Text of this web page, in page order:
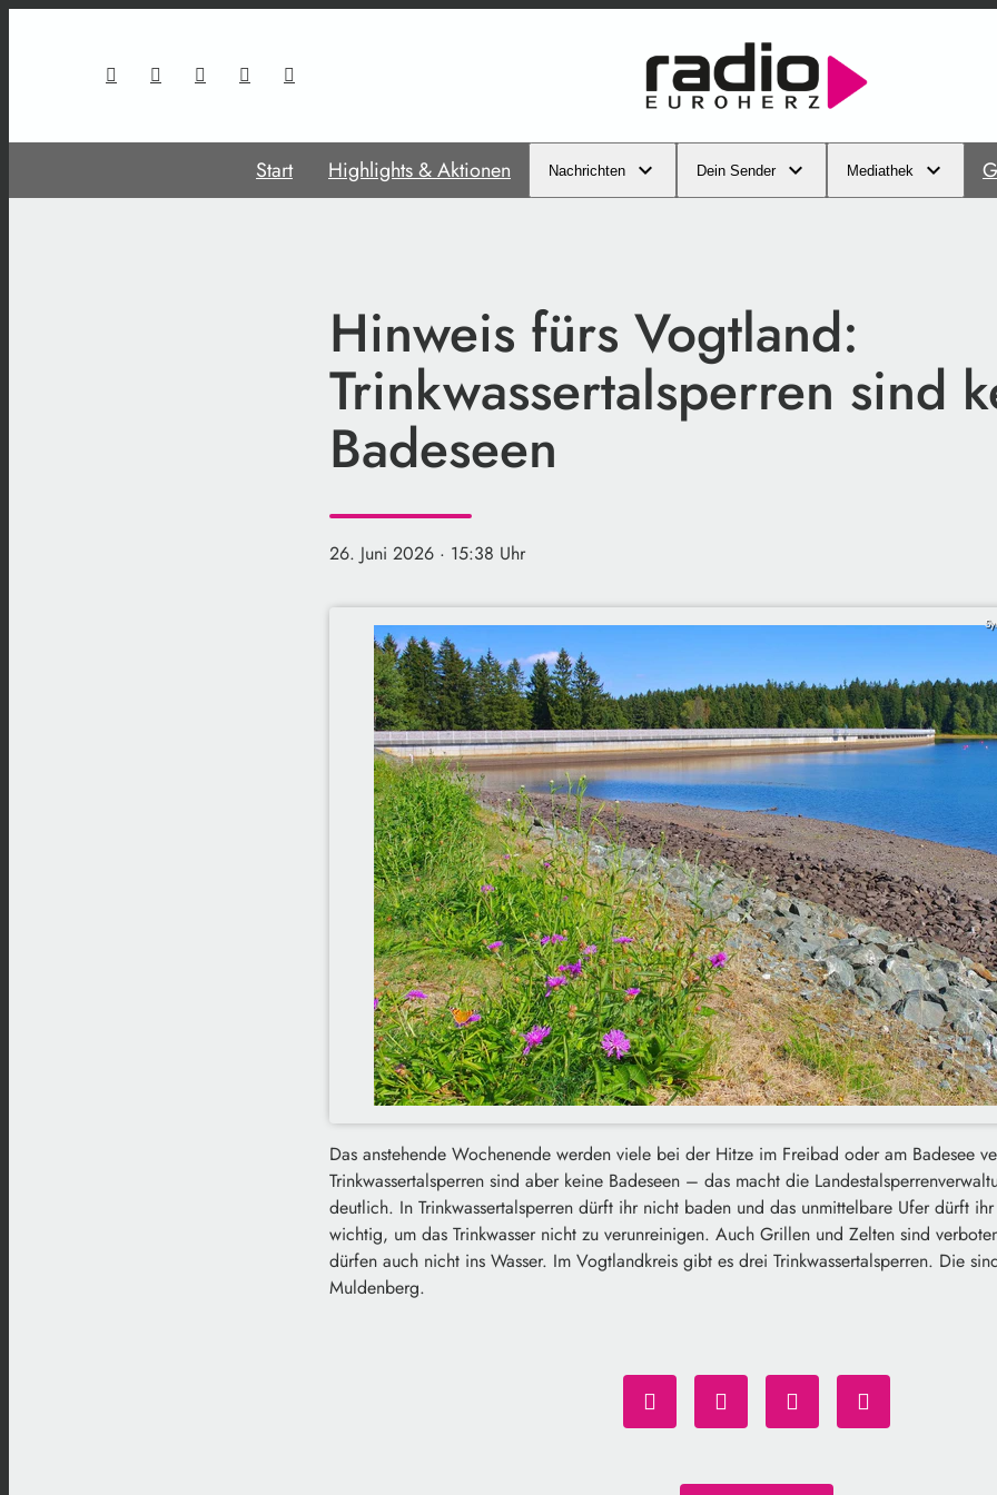
Start Highlights & Aktionen Nachrichten Dein Sender Mediathek
Hinweis fürs Vogtland:
Trinkwassertalsperren sind
Badeseen
26. Juni 2026 · 15:38 Uhr
Das anstehende Wochenende werden viele bei der Hitze im Freibad oder am Badesee
Trinkwassertalsperren sind aber keine Badeseen – das macht die
deutlich. In Trinkwassertalsperren dürft ihr nicht baden und das unmittelbare Ufer dürft
wichtig, um das Trinkwasser nicht zu verunreinigen. Auch Grillen und Zelten sind
dürfen auch nicht ins Wasser. Im Vogtlandkreis gibt es drei Trinkwassertalsperren. Die
Muldenberg.